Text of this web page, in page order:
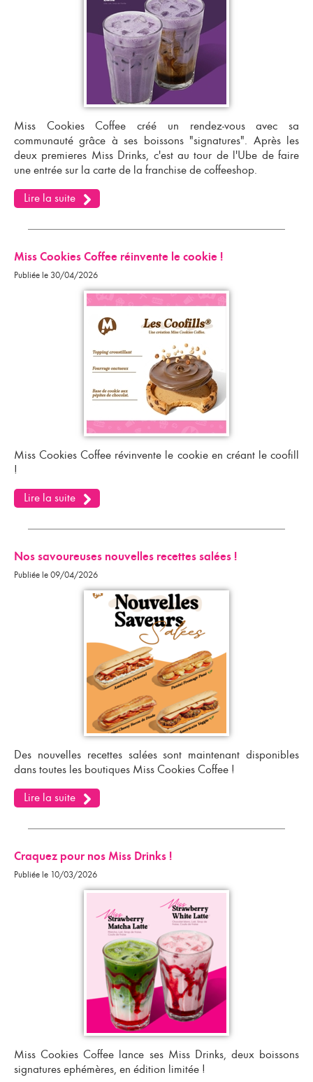
Miss Cookies Coffee créé un rendez-vous avec sa
communauté grâce à ses boissons "signatures". Après les
deux premieres Miss Drinks, c'est au tour de l'Ube de faire
une entrée sur la carte de la franchise de coffeeshop.
Lire la suite
Miss Cookies Coffee réinvente le cookie !
Publiée le 30/04/2026
Miss Cookies Coffee révinvente le cookie en créant le coofill
!
Lire la suite
Nos savoureuses nouvelles recettes salées !
Publiée le 09/04/2026
Des nouvelles recettes salées sont maintenant disponibles
dans toutes les boutiques Miss Cookies Coffee !
Lire la suite
Craquez pour nos Miss Drinks !
Publiée le 10/03/2026
Miss Cookies Coffee lance ses Miss Drinks, deux boissons
signatures ephémères, en édition limitée !